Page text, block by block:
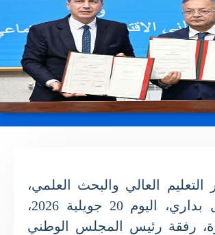
العالي والبحث العلمي،
السيد كمال بداري، اليوم 20 جويلية 2026،
رفقة رئيس المجلس الوطني